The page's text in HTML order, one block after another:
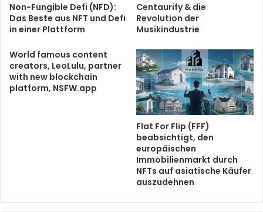
Non-Fungible Defi (NFD):
Das Beste aus NFT und Defi
in einer Plattform
Centaurify & die
Revolution der
Musikindustrie
World famous content
creators, LeoLulu, partner
with new blockchain
platform, NSFW.app
Flat For Flip (FFF)
beabsichtigt, den
europäischen
Immobilienmarkt durch
NFTs auf asiatische Käufer
auszudehnen